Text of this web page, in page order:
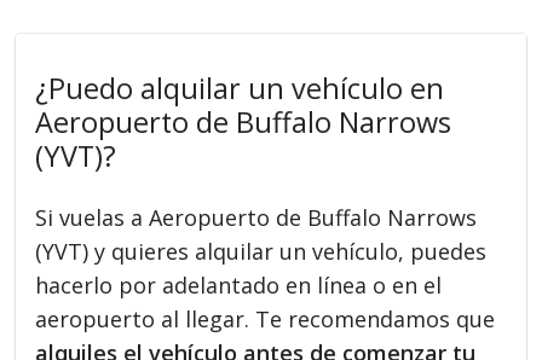
¿Puedo alquilar un vehículo en
Aeropuerto de Buffalo Narrows
(YVT)?
Si vuelas a Aeropuerto de Buffalo Narrows
(YVT) y quieres alquilar un vehículo, puedes
hacerlo por adelantado en línea o en el
aeropuerto al llegar. Te recomendamos que
alquiles el vehículo antes de comenzar tu